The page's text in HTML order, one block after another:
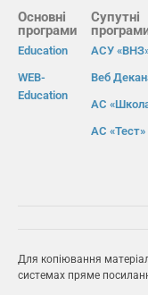
Основні
програми
Education
WEB-
Education
Супутні
АСУ
Веб
АС
АС «Тест»
Для копіювання
системах пряме